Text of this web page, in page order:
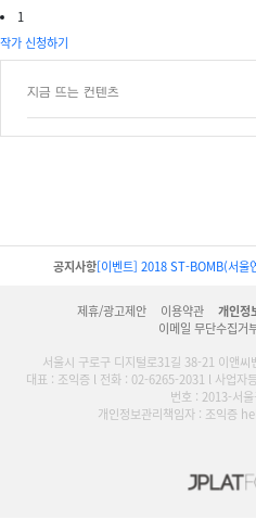
1
작가 신청하기
지금 뜨는 컨텐츠
공지사항[이벤트] 2018 ST-BOMB(서울
제휴/광고제안 이용약관 개인정
이메일 무단수집거
서울시 구로구 디지털로31길 38-21 이앤
대표 : 조익증 l 전화 : 02-6265-2031 l 사업자
번호 : 2013-서
개인정보관리책임자 : 조익증